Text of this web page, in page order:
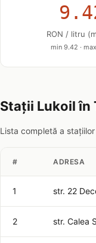
RON / litru
min 9.42 ·
Stații Lukoil în
Lista completă a
# ADRESA
1 str. 22
2 str. Calea